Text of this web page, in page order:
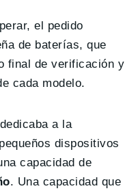
el pedido
de baterías, que
final de verificación y
cada modelo.
a la
dispositivos
capacidad de
. Una capacidad que